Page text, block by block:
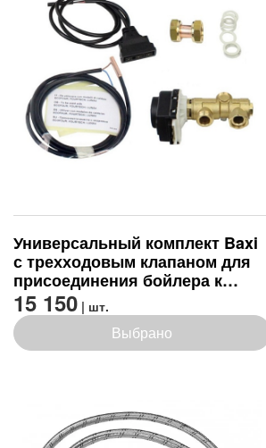
Универсальный комплект Baxi
с трехходовым клапаном для
присоединения бойлера к
одноконтурным настенным
котлам (A7787434)
15 150 | шт.
Выбрано